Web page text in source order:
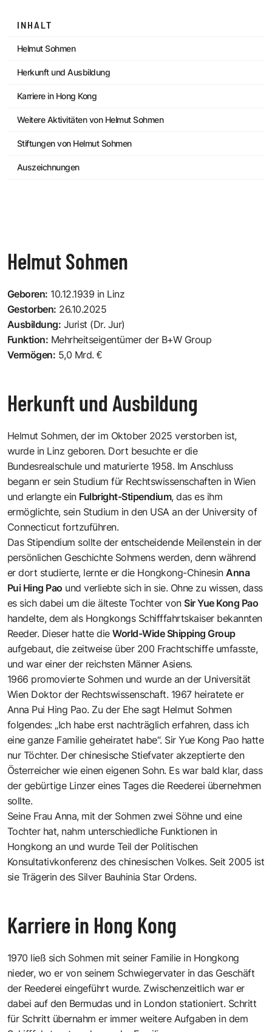
INHALT
Helmut Sohmen
Herkunft und Ausbildung
Karriere in Hong Kong
Weitere Aktivitäten von Helmut Sohmen
Stiftungen von Helmut Sohmen
Auszeichnungen
Helmut Sohmen
Geboren: 10.12.1939 in Linz
Gestorben: 26.10.2025
Ausbildung: Jurist (Dr. Jur)
Funktion: Mehrheitseigentümer der B+W Group
Vermögen: 5,0 Mrd. €
Herkunft und Ausbildung
Helmut Sohmen, der im Oktober 2025 verstorben ist,
wurde in Linz geboren. Dort besuchte er die
Bundesrealschule und maturierte 1958. Im Anschluss
begann er sein Studium für Rechtswissenschaften in Wien
und erlangte ein Fulbright-Stipendium, das es ihm
ermöglichte, sein Studium in den USA an der University of
Connecticut fortzuführen.
Das Stipendium sollte der entscheidende Meilenstein in der
persönlichen Geschichte Sohmens werden, denn während
er dort studierte, lernte er die Hongkong-Chinesin Anna
Pui Hing Pao und verliebte sich in sie. Ohne zu wissen, dass
es sich dabei um die älteste Tochter vonSir Yue Kong Pao
handelte, dem als Hongkongs Schifffahrtskaiser bekannten
Reeder. Dieser hatte dieWorld-Wide Shipping Group
aufgebaut, die zeitweise über 200 Frachtschiffe umfasste,
und war einer der reichsten Männer Asiens.
1966 promovierte Sohmen und wurde an der Universität
Wien Doktor der Rechtswissenschaft. 1967 heiratete er
Anna Pui Hing Pao. Zu der Ehe sagt Helmut Sohmen
folgendes: „Ich habe erst nachträglich erfahren, dass ich
eine ganze Familie geheiratet habe“. Sir Yue Kong Pao hatte
nur Töchter. Der chinesische Stiefvater akzeptierte den
Österreicher wie einen eigenen Sohn. Es war bald klar, dass
der gebürtige Linzer eines Tages die Reederei übernehmen
sollte.
Seine Frau Anna, mit der Sohmen zwei Söhne und eine
Tochter hat, nahm unterschiedliche Funktionen in
Hongkong an und wurde Teil der Politischen
Konsultativkonferenz des chinesischen Volkes. Seit 2005 ist
sie Trägerin des Silver Bauhinia Star Ordens.
Karriere in Hong Kong
1970 ließ sich Sohmen mit seiner Familie in Hongkong
nieder, wo er von seinem Schwiegervater in das Geschäft
der Reederei eingeführt wurde. Zwischenzeitlich war er
dabei auf den Bermudas und in London stationiert. Schritt
für Schritt übernahm er immer weitere Aufgaben in dem